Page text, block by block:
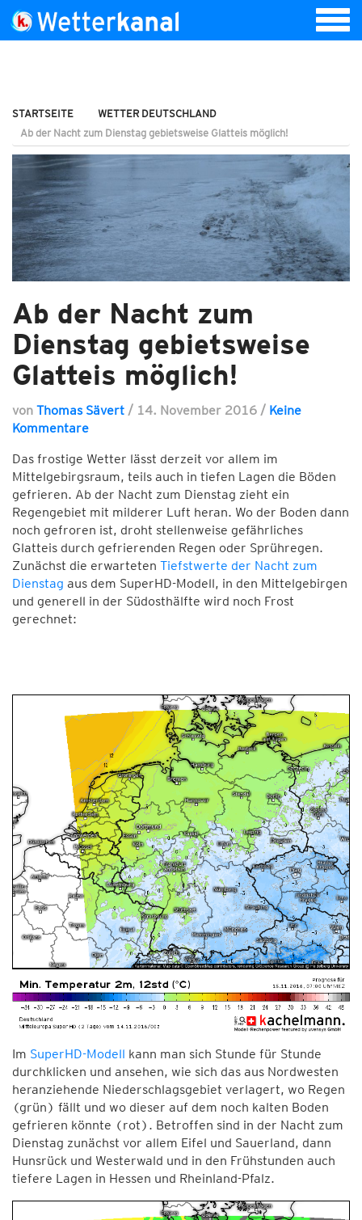
STARTSEITE
WETTER DEUTSCHLAND
Ab der Nacht zum Dienstag gebietsweise Glatteis möglich!
Ab der Nacht zum
Dienstag gebietsweise
Glatteis möglich!
von Thomas Sävert / 14. November 2016 / Keine
Kommentare
Das frostige Wetter lässt derzeit vor allem im
Mittelgebirgsraum, teils auch in tiefen Lagen die Böden
gefrieren. Ab der Nacht zum Dienstag zieht ein
Regengebiet mit milderer Luft heran. Wo der Boden dann
noch gefroren ist, droht stellenweise gefährliches
Glatteis durch gefrierenden Regen oder Sprühregen.
Zunächst die erwarteten Tiefstwerte der Nacht zum
Dienstag aus dem SuperHD-Modell, in den Mittelgebirgen
und generell in der Südosthälfte wird noch Frost
gerechnet:
Im SuperHD-Modell kann man sich Stunde für Stunde
durchklicken und ansehen, wie sich das aus Nordwesten
heranziehende Niederschlagsgebiet verlagert, wo Regen
(grün) fällt und wo dieser auf dem noch kalten Boden
gefrieren könnte (rot). Betroffen sind in der Nacht zum
Dienstag zunächst vor allem Eifel und Sauerland, dann
Hunsrück und Westerwald und in den Frühstunden auch
tiefere Lagen in Hessen und Rheinland-Pfalz.